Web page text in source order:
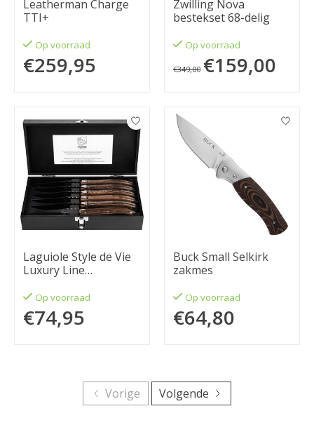
Leatherman Charge
TTI+
Op voorraad
€259,95
Zwilling Nova
bestekset 68-delig
Op voorraad
€349,00 €159,00
Laguiole Style de Vie
Luxury Line
delig wengehout
Op voorraad
€74,95
Buck Small Selkirk
zakmes
Op voorraad
€64,80
Vorige Volgende